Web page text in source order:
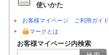
使いかた
お客様マイページ ご利用ガイド
マークとは
お客様マイページ内検索